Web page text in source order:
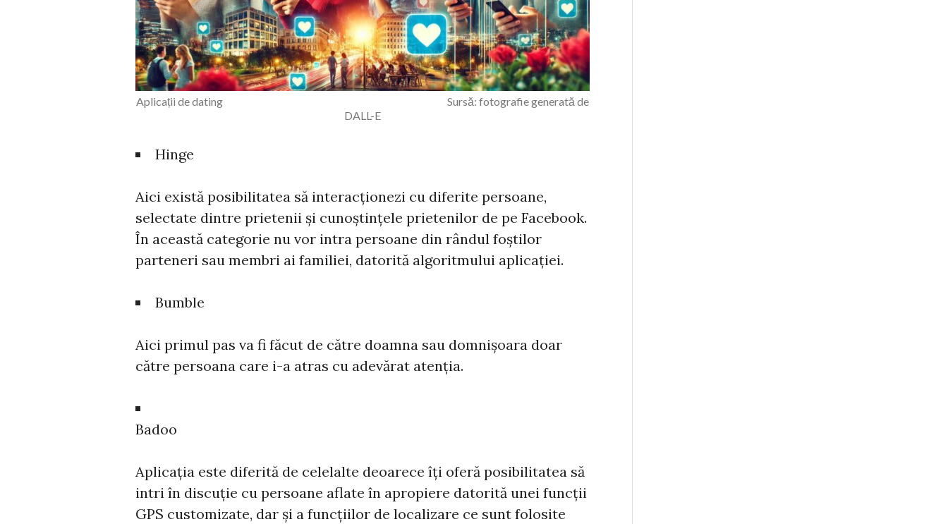
Aplicații de dating Sursă: fotografie generată de
DALL-E
Hinge
Aici există posibilitatea să interacționezi cu diferite persoane,
selectate dintre prietenii și cunoștințele prietenilor de pe Facebook.
În această categorie nu vor intra persoane din rândul foștilor
parteneri sau membri ai familiei, datorită algoritmului aplicației.
Bumble
Aici primul pas va fi făcut de către doamna sau domnișoara doar
către persoana care i-a atras cu adevărat atenția.
Badoo
Aplicația este diferită de celelalte deoarece îți oferă posibilitatea să
intri în discuție cu persoane aflate în apropiere datorită unei funcții
GPS customizate, dar și a funcțiilor de localizare ce sunt folosite